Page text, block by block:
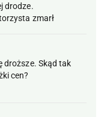
drodze.
zmarł
droższe. Skąd tak
cen?